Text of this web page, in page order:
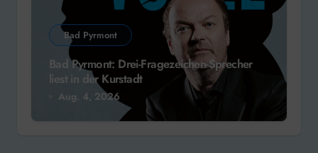
Bad Pyrmont
Bad Pyrmont: Drei-Fragezeichen-Sprecher
liest in der Kurstadt
Aug. 4, 2026